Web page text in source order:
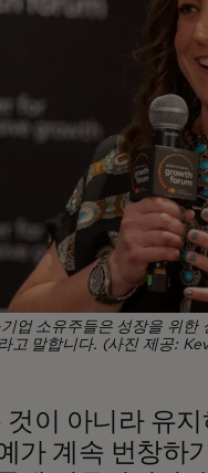
업 소유주들은 성장을 위
고 말합니다. (사진 제공:
이 아니라 유
가 계속 번창하